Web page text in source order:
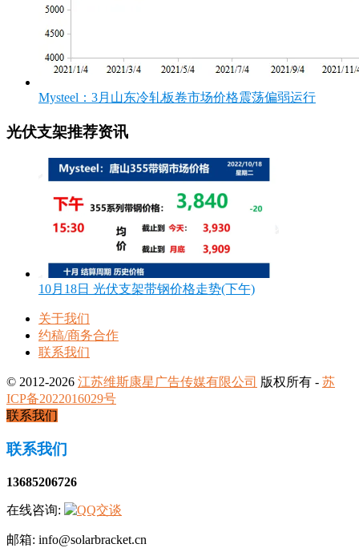
Mysteel：3月山东冷轧板卷市场价格震荡偏弱运行
光伏支架推荐资讯
10月18日 光伏支架带钢价格走势(下午)
关于我们
约稿/商务合作
联系我们
© 2012-2026 江苏维斯康星广告传媒有限公司 版权所有 - 苏
ICP备2022016029号
联系我们
联系我们
13685206726
在线咨询:
邮箱: info@solarbracket.cn